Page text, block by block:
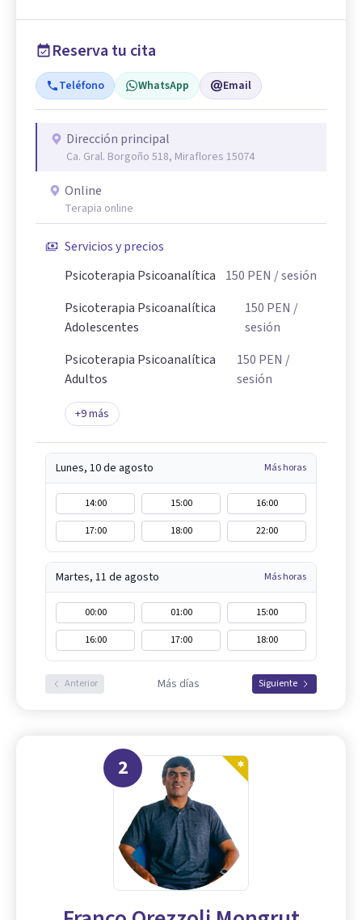
Reserva tu cita
Teléfono WhatsApp Email
Dirección principal
Ca. Gral. Borgoño 518, Miraflores 15074
Online
Terapia online
Servicios y precios
Psicoterapia Psicoanalítica
150 PEN / sesión
Psicoterapia Psicoanalítica
Adolescentes
150 PEN /
sesión
Psicoterapia Psicoanalítica
Adultos
150 PEN /
sesión
+9más
Lunes, 10 de agosto Más horas
14:00 15:00
16:00
17:00
18:00 22:00
Martes, 11 de agosto Más horas
00:00 01:00
15:00
16:00
17:00 18:00
Anterior Más días Siguiente
2